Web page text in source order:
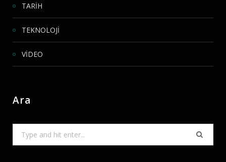
TARİH
TEKNOLOJİ
VİDEO
Ara